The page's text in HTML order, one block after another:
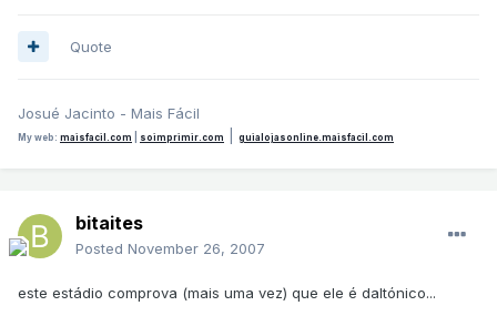
Quote
Josué Jacinto - Mais Fácil
My web: maisfacil.com soimprimir.com guialojasonline.maisfacil.com
bitaites
Posted November 26, 2007
este estádio comprova (mais uma vez) que ele é daltónico...